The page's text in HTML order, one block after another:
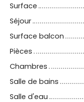
Surface
Séjour
Surface balcon
Pièces
Chambres
Salle de bains
Salle d'eau